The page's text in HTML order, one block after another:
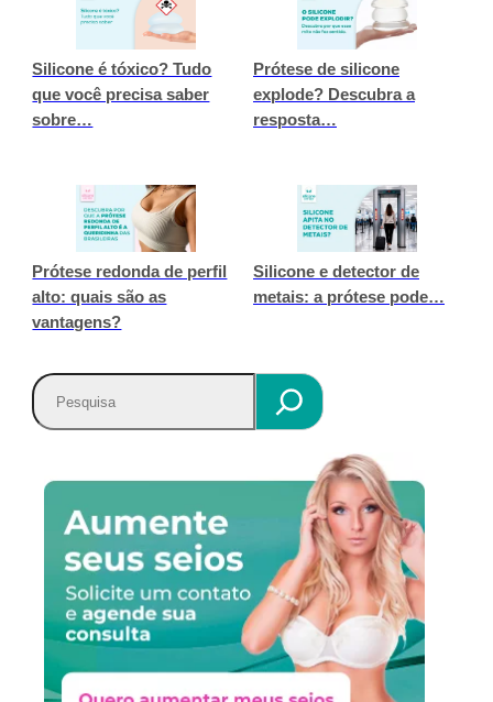
Silicone é tóxico? Tudo
que você precisa saber
sobre…
Prótese de silicone
explode? Descubra a
resposta…
Prótese redonda de perfil
alto: quais são as
vantagens?
Silicone e detector de
metais: a prótese pode…
P
e